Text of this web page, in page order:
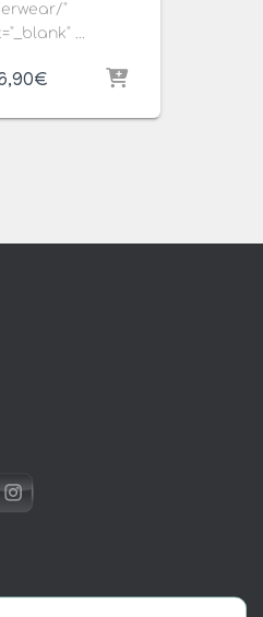
"
...
€
prix :